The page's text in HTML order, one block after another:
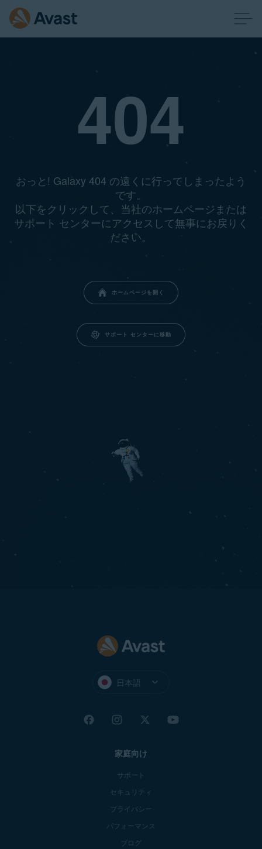
404
おっと! Galaxy 404 の遠くに行ってしまったよう
です。
以下をクリックして、当社のホームページまたは
サポート センターにアクセスして無事にお戻りく
ださい。
ホームページを開く
サポート センターに移動
日本語
家庭向け
サポート
セキュリティ
プライバシー
パフォーマンス
ブログ